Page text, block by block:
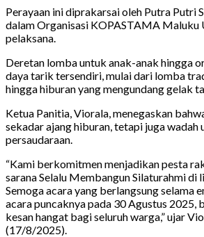
Perayaan ini diprakarsai oleh Putra Putri
dalam Organisasi KOPASTAMA Maluku
pelaksana.
Deretan lomba untuk anak-anak hingga
daya tarik tersendiri, mulai dari lomba
hingga hiburan yang mengundang gelak
Ketua Panitia, Viorala, menegaskan
sekadar ajang hiburan, tetapi juga wadah
persaudaraan.
“Kami berkomitmen menjadikan pesta
sarana Selalu Membangun Silaturahmi di
Semoga acara yang berlangsung selama
acara puncaknya pada 30 Agustus 2025,
kesan hangat bagi seluruh warga,” ujar
(17/8/2025).